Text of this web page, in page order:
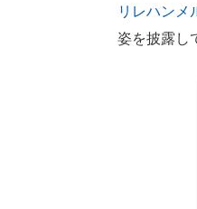
リレハンメ
姿を披露し